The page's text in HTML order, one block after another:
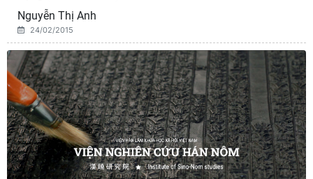
Nguyễn Thị Anh
24/02/2015